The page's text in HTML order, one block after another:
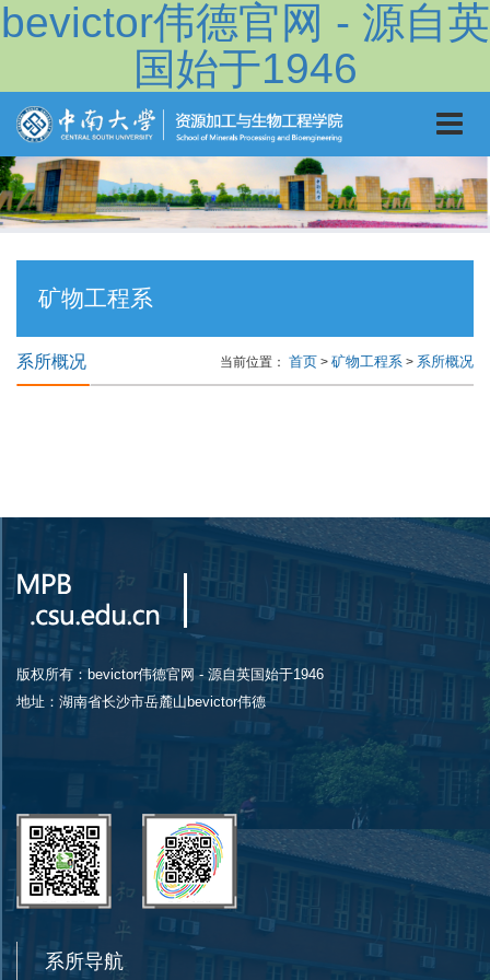
bevictor伟德官网 - 源自英
国始于1946
矿物工程系
系所概况 当前位置： 首页 > 矿物工程系 > 系所概况
版权所有：bevictor伟德官网 - 源自英国始于1946
地址：湖南省长沙市岳麓山bevictor伟德
系所导航